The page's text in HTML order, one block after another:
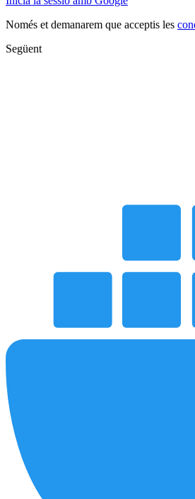
Només et demanarem que acceptis les
Següent